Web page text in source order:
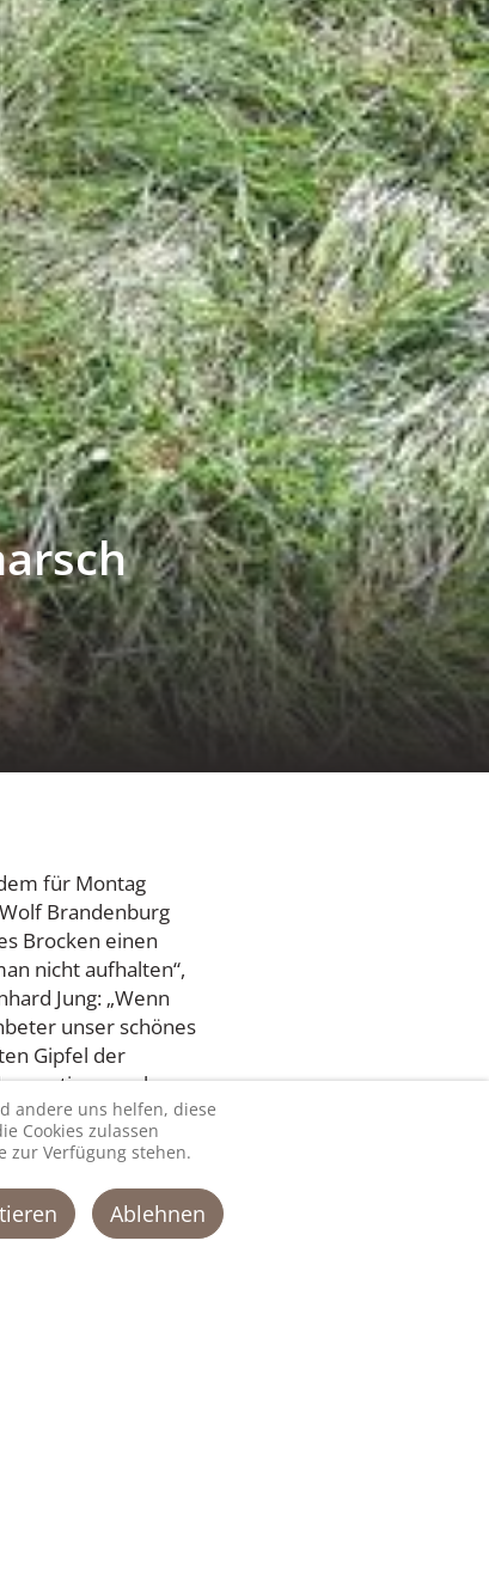
für Montag
Brandenburg
Brocken einen
nicht aufhalten“,
Jung: „Wenn
unser schönes
Gipfel der
kann
zehn Jahren sei
„Nicht nur, aber
bestialische Weise
gegangen ist, sei
andere uns helfen, diese
Cookies zulassen
zur Verfügung stehen.
Ablehnen